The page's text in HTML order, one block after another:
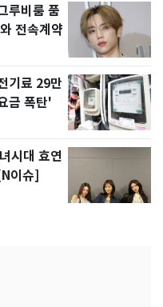
루비룸 품
전속계약
기료 29만
금 폭탄'
시대 효연
이슈]